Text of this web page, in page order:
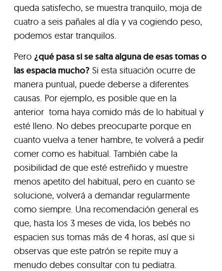
queda satisfecho, se muestra tranquilo, moja de
cuatro a seis pañales al día y va cogiendo peso,
podemos estar tranquilos.
Pero ¿qué pasa si se salta alguna de esas tomas o
las espacia mucho? Si esta situación ocurre de
manera puntual, puede deberse a diferentes
causas. Por ejemplo, es posible que en la
anterior toma haya comido más de lo habitual y
esté lleno. No debes preocuparte porque en
cuanto vuelva a tener hambre, te volverá a pedir
comer como es habitual. También cabe la
posibilidad de que esté estreñido y muestre
menos apetito del habitual, pero en cuanto se
solucione, volverá a demandar regularmente
como siempre. Una recomendación general es
que, hasta los 3 meses de vida, los bebés no
espacien sus tomas más de 4 horas, así que si
observas que este patrón se repite muy a
menudo debes consultar con tu pediatra.